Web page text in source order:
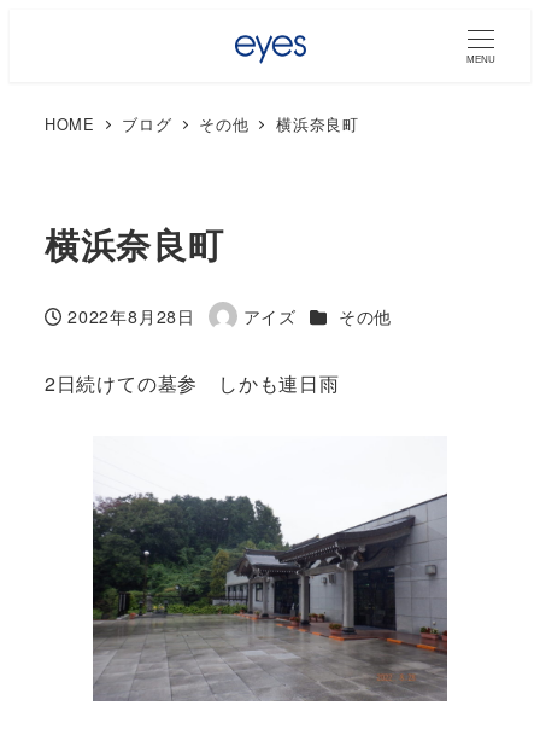
MENU
HOME ブログ その他 横浜奈良町
横浜奈良町
投稿日
2022年8月28日
著
アイズ カテゴリー
その他
2日続けての墓参 しかも連日雨